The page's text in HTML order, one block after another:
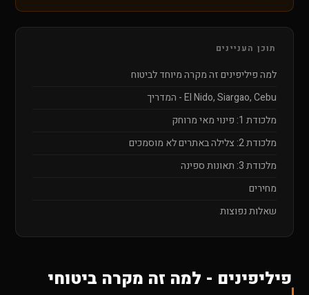
תוכן העניינים
למה פיליפינים זה מקרה מיוחד לביטוח
El Nido, Siargao, Cebu - המדריך
מלכודת 1: פינוי מאי מרוחק
מלכודת 2: צלילה באתרים לא מוסמכים
מלכודת 3: תאונות ספינה
מחירים
שאלות נפוצות
פיליפינים - למה זה מקרה ביטוחי